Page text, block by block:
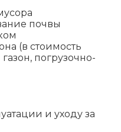
почвы
(в стоимость
погрузочно-
и уходу за